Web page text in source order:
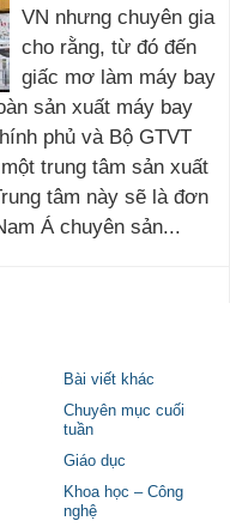
VN nhưng chuyên gia
cho rằng, từ đó đến
giấc mơ làm máy bay
sản xuất máy bay
phủ và Bộ GTVT
trung tâm sản xuất
tâm này sẽ là đơn
Á chuyên sản...
Bài viết khác
Chuyên mục cuối
tuần
Giáo dục
Khoa học – Công
nghệ